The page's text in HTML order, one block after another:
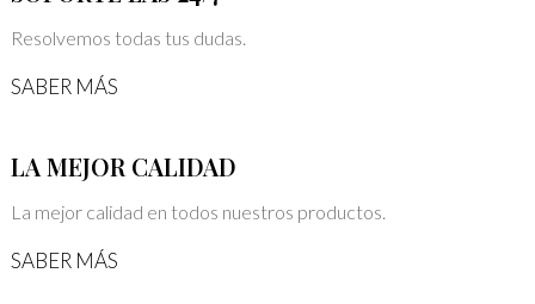
Resolvemos todas tus dudas.
SABER MÁS
LA MEJOR CALIDAD
La mejor calidad en todos nuestros productos.
SABER MÁS